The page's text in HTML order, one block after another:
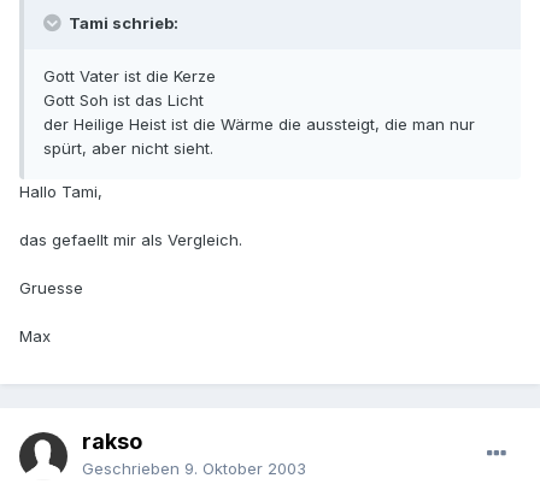
Tami schrieb:
Gott Vater ist die Kerze
Gott Soh ist das Licht
der Heilige Heist ist die Wärme die aussteigt, die man nur
spürt, aber nicht sieht.
Hallo Tami,
das gefaellt mir als Vergleich.
Gruesse
Max
rakso
Geschrieben 9. Oktober 2003